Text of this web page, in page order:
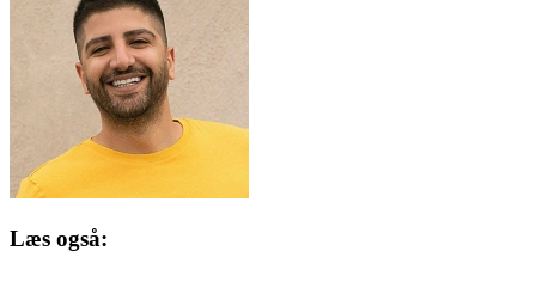
Læs også: